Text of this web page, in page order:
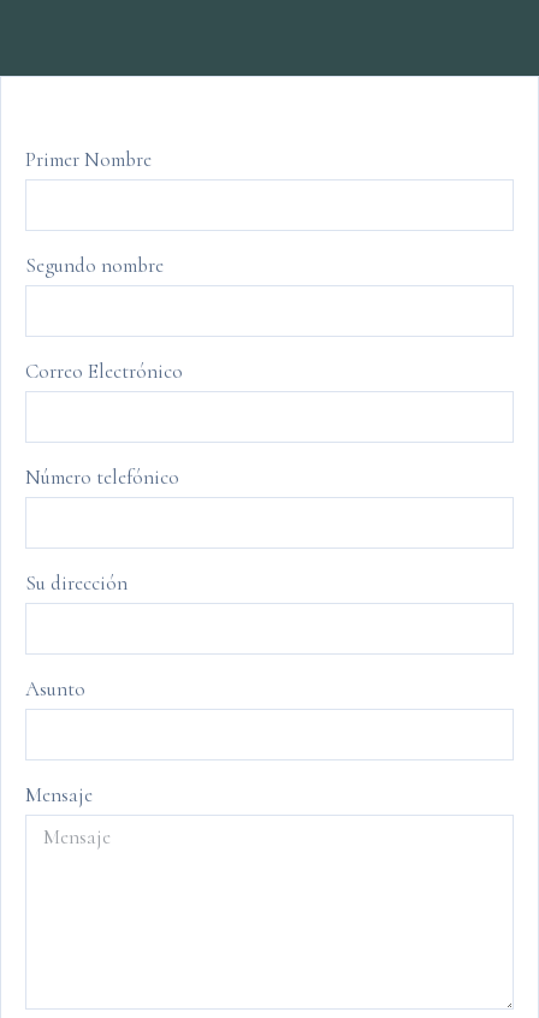
Primer Nombre
Segundo nombre
Correo Electrónico
Número telefónico
Su dirección
Asunto
Mensaje